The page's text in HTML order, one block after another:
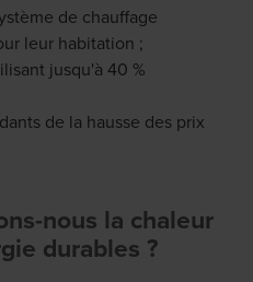
de chauffage
leur habitation ;
jusqu'à 40 %
de la hausse des prix
nous la chaleur
durables ?